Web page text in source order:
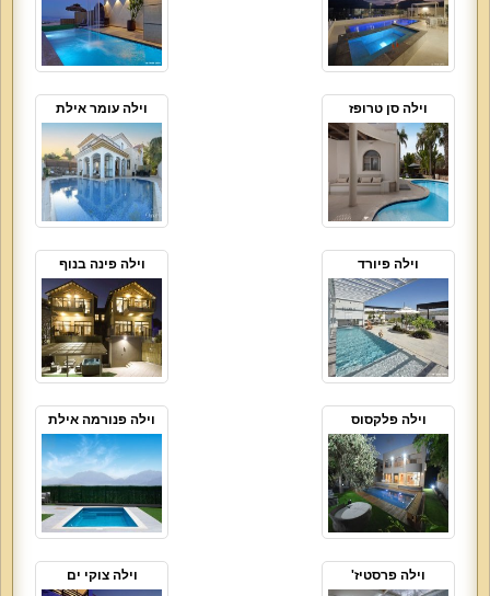
וילה סן טרופז וילה עומר אילת
וילה פיורד וילה פינה בנוף
וילה פלקסוס וילה פנורמה אילת
וילה פרסטיז' וילה צוקי ים